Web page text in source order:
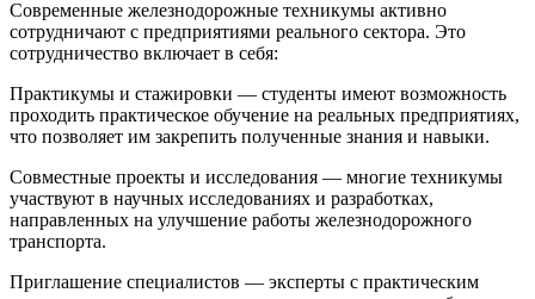
Современные железнодорожные техникумы активно
сотрудничают с предприятиями реального сектора. Это
сотрудничество включает в себя:
Практикумы и стажировки — студенты имеют возможность
проходить практическое обучение на реальных предприятиях,
что позволяет им закрепить полученные знания и навыки.
Совместные проекты и исследования — многие техникумы
участвуют в научных исследованиях и разработках,
направленных на улучшение работы железнодорожного
транспорта.
Приглашение специалистов — эксперты с практическим